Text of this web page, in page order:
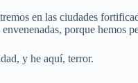
en las ciudades
porque hemos
y he aquí, terror.